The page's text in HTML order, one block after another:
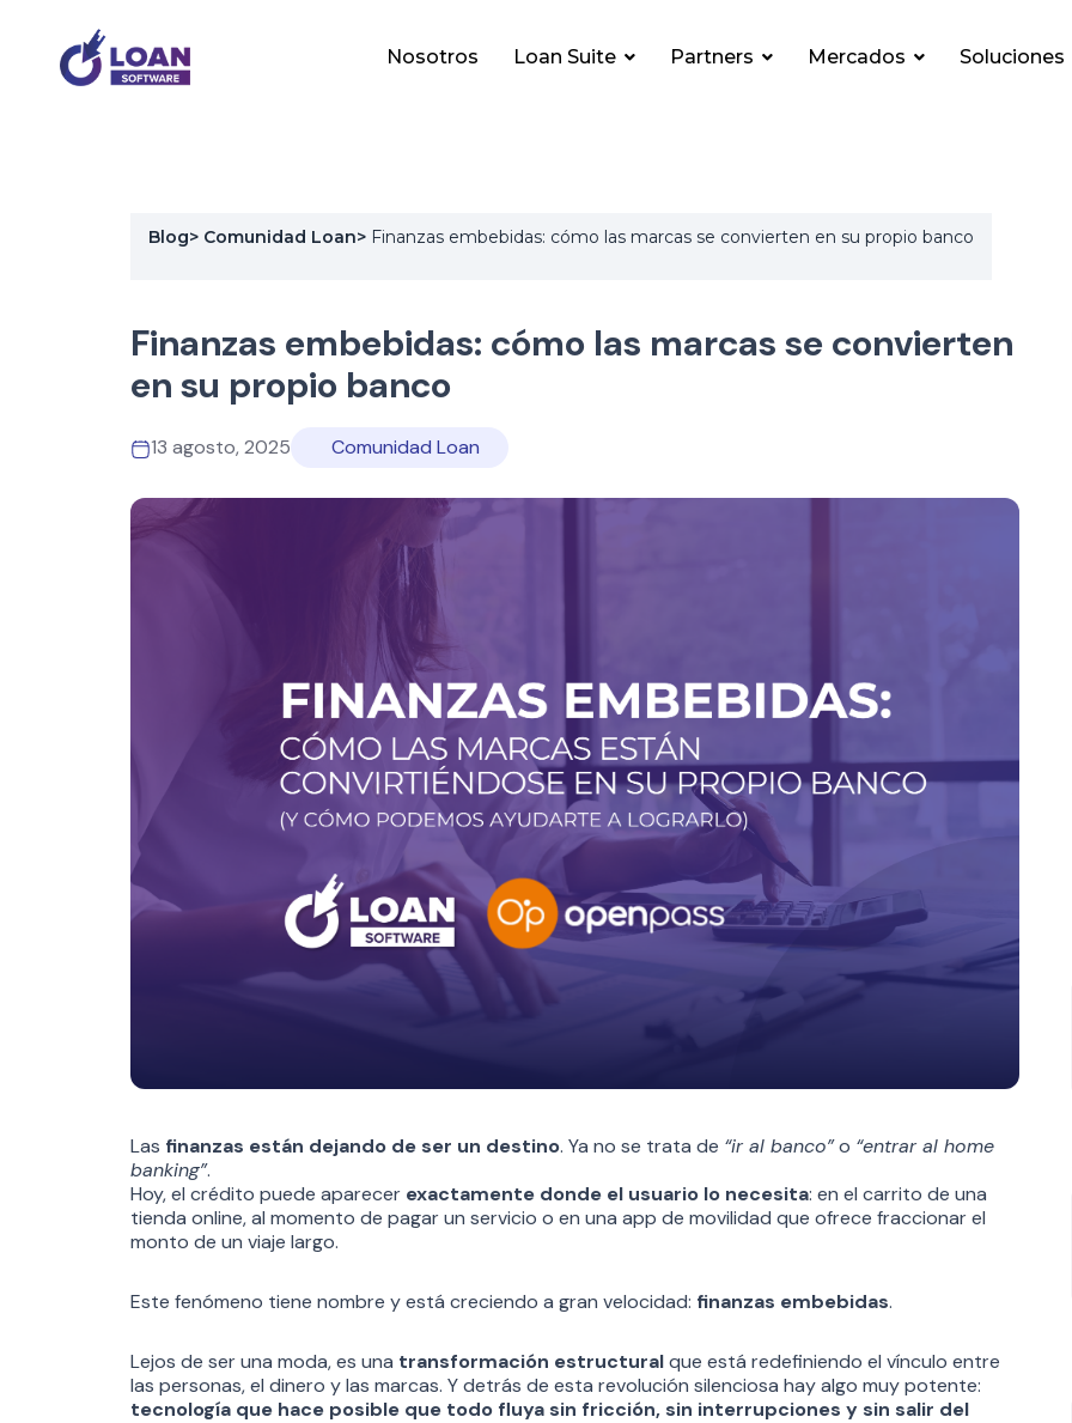
Nosotros Loan Suite Partners Mercados Soluciones
Blog> Comunidad Loan> Finanzas embebidas: cómo las marcas se convierten en su propio banco
Finanzas embebidas: cómo las marcas se convierten
en su propio banco
13 agosto, 2025 Comunidad Loan
Las finanzas están dejando de ser un destino. Ya no se trata de “ir al banco”o “entrar al home
banking”.
Hoy, el crédito puede aparecer exactamente donde el usuario lo necesita: en el carrito de una
tienda online, al momento de pagar un servicio o en una app de movilidad que ofrece fraccionar el
monto de un viaje largo.
Este fenómeno tiene nombre y está creciendo a gran velocidad: finanzas embebidas.
Lejos de ser una moda, es una transformación estructuralque está redefiniendo el vínculo entre
las personas, el dinero y las marcas. Y detrás de esta revolución silenciosa hay algo muy potente:
tecnología que hace posible que todo fluya sin fricción, sin interrupciones y sin salir del